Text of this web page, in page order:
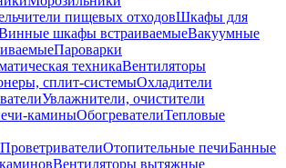
пищевых отходовШкафы для
шкафы встраиваемыеВакуумные
Пароварки
техникаВентиляторы
сплит-системыОхладители
Увлажнители, очистители
каминыОбогревателиТепловые
ПроветривателиОтопительные печиБанные
Вентиляторы вытяжные